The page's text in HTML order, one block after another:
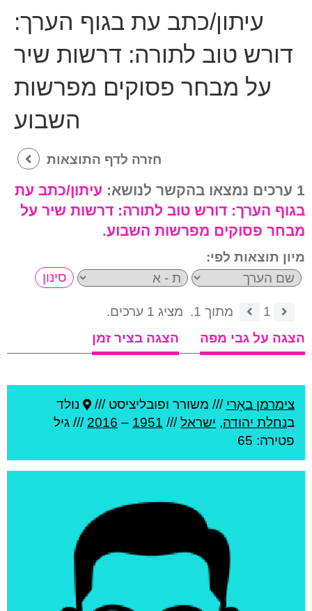
עיתון/כתב עת בגוף הערך:
דורש טוב לתורה: דרשות שיר
על מבחר פסוקים מפרשות
השבוע
חזרה לדף התוצאות
1 ערכים נמצאו בהקשר לנושא:
עיתון/כתב עת
בגוף הערך: דורש טוב לתורה: דרשות שיר על
מבחר פסוקים מפרשות השבוע.
מיון תוצאות לפי:
1 מתוך 1.
מציג 1 ערכים.
הצגה על גבי מפה
הצגה בציר זמן
צימרמן באֵרי /// משורר ופובליציסט ///
נולד
בנחלת יהודה, ישראל///
1951
–
2016 /// גיל
פטירה: 65